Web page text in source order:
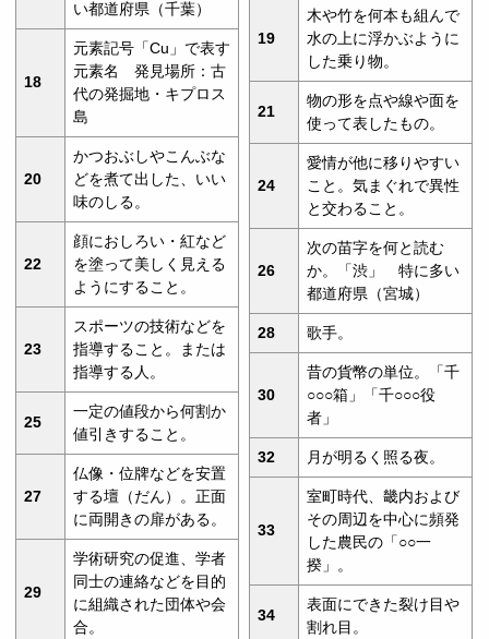
い都道府県（千葉）
18
元素記号「Cu」で表す
元素名 発見場所：古
代の発掘地・キプロス
島
20
かつおぶしやこんぶな
どを煮て出した、いい
味のしる。
22
顔におしろい・紅など
を塗って美しく見える
ようにすること。
23
スポーツの技術などを
指導すること。または
指導する人。
25
一定の値段から何割か
値引きすること。
27
仏像・位牌などを安置
する壇（だん）。正面
に両開きの扉がある。
29
学術研究の促進、学者
同士の連絡などを目的
に組織された団体や会
合。
19
木や竹を何本も組んで
水の上に浮かぶように
した乗り物。
21
物の形を点や線や面を
使って表したもの。
24
愛情が他に移りやすい
こと。気まぐれで異性
と交わること。
26
次の苗字を何と読む
か。「渋」 特に多い
都道府県（宮城）
28 歌手。
30
昔の貨幣の単位。「千
○○○箱」「千○○○役
者」
32 月が明るく照る夜。
33
室町時代、畿内および
その周辺を中心に頻発
した農民の「○○一
揆」。
34
表面にできた裂け目や
割れ目。